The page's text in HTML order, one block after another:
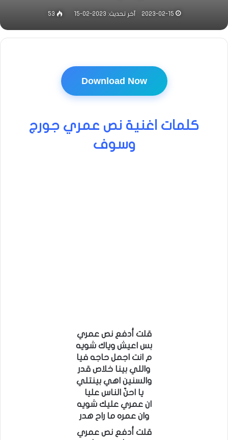
2023-02-15 آخر تحديث: 2023-02-15 53
Download Now
كلمات اغنية نص عمري جورج
وسوف
قلت أدفع نص عمري
بس اعيش وياك شويه
م انت اجمل حاجه فيا
واللي بينا خلاص قدر
والسنين اهي بينتلي
يا احنّ الناس عليا
ان عمري عليك شويه
وان عمره ما راح هدر
قلت أدفع نص عمري